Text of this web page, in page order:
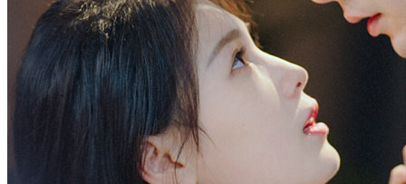
Cinta Setelah PernikahanRomansa Romansa Urban